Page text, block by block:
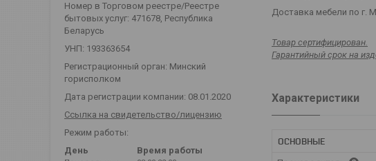
Доставка мебели по г.
Товар сертифицирован.
Гарантийный срок на
Характеристики
ОСНОВНЫЕ
Номер в Торговом реестре/Реестре
бытовых услуг: 471678, Республика
Беларусь
УНП: 193363654
Регистрационный орган: Минский
горисполком
Дата регистрации компании: 08.01.2020
Ссылка на свидетельство/лицензию
Режим работы:
День
Время работы